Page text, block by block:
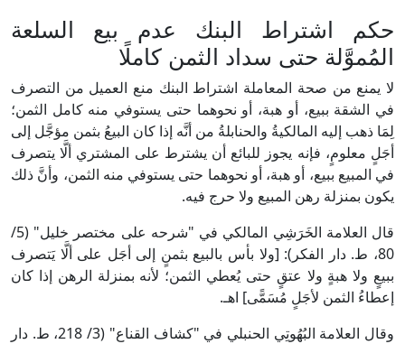
حكم اشتراط البنك عدم بيع السلعة
المُموَّلة حتى سداد الثمن كاملًا
لا يمنع من صحة المعاملة اشتراط البنك منع العميل من التصرف
في الشقة ببيع، أو هبة، أو نحوهما حتى يستوفي منه كامل الثمن؛
لِمَا ذهب إليه المالكيةُ والحنابلةُ من أنَّه إذا كان البيعُ بثمن مؤجَّل إلى
أجَلٍ معلومٍ، فإنه يجوز للبائع أن يشترط على المشتري ألَّا يتصرف
في المبيع ببيع، أو هبة، أو نحوهما حتى يستوفي منه الثمن، وأنَّ ذلك
يكون بمنزلة رهن المبيع ولا حرج فيه.
قال العلامة الخَرَشِي المالكي في "شرحه على مختصر خليل" (5/
80، ط. دار الفكر): [ولا بأس بالبيع بثمنٍ إلى أجَل على ألَّا يَتصرف
ببيعٍ ولا هبةٍ ولا عتقٍ حتى يُعطي الثمن؛ لأنه بمنزلة الرهن إذا كان
إعطاءُ الثمن لأجَلٍ مُسَمًّى] اهـ.
وقال العلامة البُهُوتِي الحنبلي في "كشاف القناع" (3/ 218، ط. دار